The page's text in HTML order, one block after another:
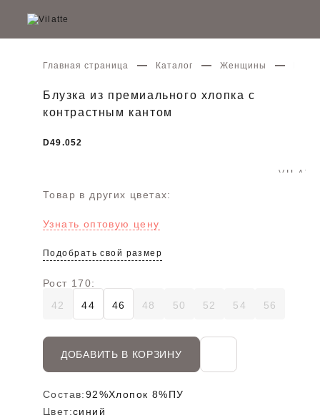
Главная страница Каталог Женщины
Блузка из премиального хлопка с
контрастным кантом
D49.052
Товар в других цветах:
Узнать оптовую цену
Подобрать свой размер
Рост 170:
42
44 46 48 50 52 54 56
ДОБАВИТЬ В КОРЗИНУ
Состав:92%Хлопок 8%ПУ
Цвет:синий